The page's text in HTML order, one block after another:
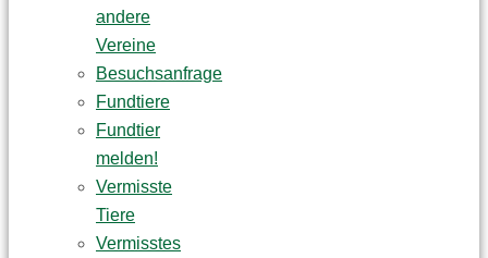
andere
Vereine
Besuchsanfrage
Fundtiere
Fundtier
melden!
Vermisste
Tiere
Vermisstes